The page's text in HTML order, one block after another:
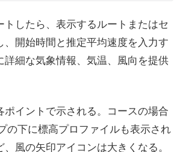
したら、 表示するルートまたはセ
、開始時間と推定平均速度を入力す
詳細な気象情報、気温、風向を提供
イントで示される。
コースの場合
の下に標高プロファイルも表示され
、風の矢印アイコンは大きくなる。